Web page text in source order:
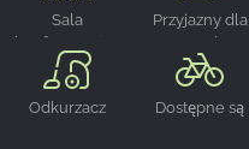
Sala
konferencyjna
Przyjazny dla
rowerów
Odkurzacz
Dostępne są